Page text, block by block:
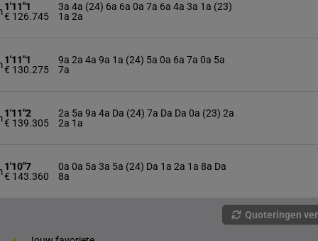
1'11"1
€ 126.745
3a 4a (24) 6a 6a 0a 7a 6a 4a 3a 1a (23)
1a 2a
1'11"1
€ 130.275
9a 2a 4a 9a 1a (24) 5a 0a 6a 7a 0a 5a
7a
1'11"2
€ 139.305
2a 5a 9a 4a Da (24) 7a Da Da 0a (23) 2a
2a 1a
1'10"7
€ 143.360
0a 0a 5a 3a 5a (24) Da 1a 2a 1a 8a Da
8a
Quoteringen